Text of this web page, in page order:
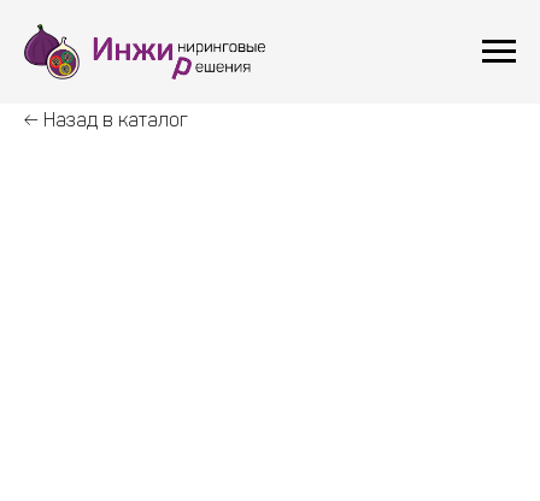
← Назад в каталог